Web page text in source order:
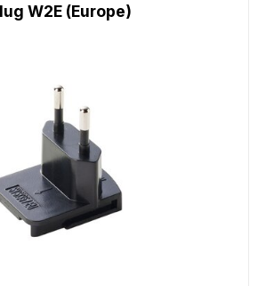
W2E (Europe)